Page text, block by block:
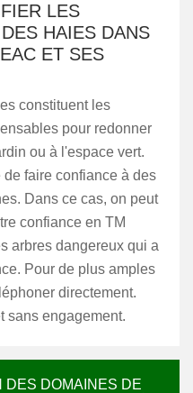
LES
HAIES DANS
ET SES
constituent les
pour redonner
ou à l'espace vert.
faire confiance à des
Dans ce cas, on peut
confiance en TM
arbres dangereux qui a
Pour de plus amples
directement.
sans engagement.
DES DOMAINES DE